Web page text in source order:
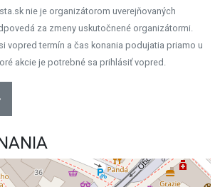
nie je organizátorom uverejňovaných
za zmeny uskutočnené organizátormi.
vopred termín a čas konania podujatia priamo u
akcie je potrebné sa prihlásiť vopred.